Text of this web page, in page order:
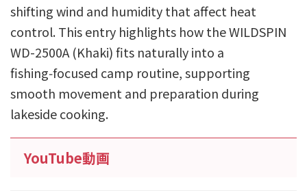
shifting wind and humidity that affect heat
control. This entry highlights how the WILDSPIN
WD-2500A (Khaki) fits naturally into a
fishing‑focused camp routine, supporting
smooth movement and preparation during
lakeside cooking.
YouTube動画